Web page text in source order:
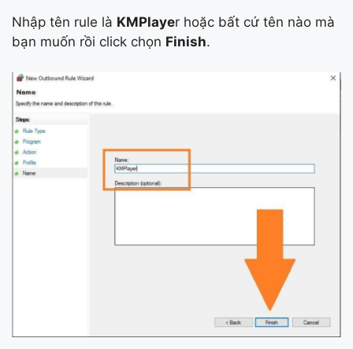
Nhập tên rule là KMPlayer hoặc bất cứ tên nào mà
bạn muốn rồi click chọn Finish.